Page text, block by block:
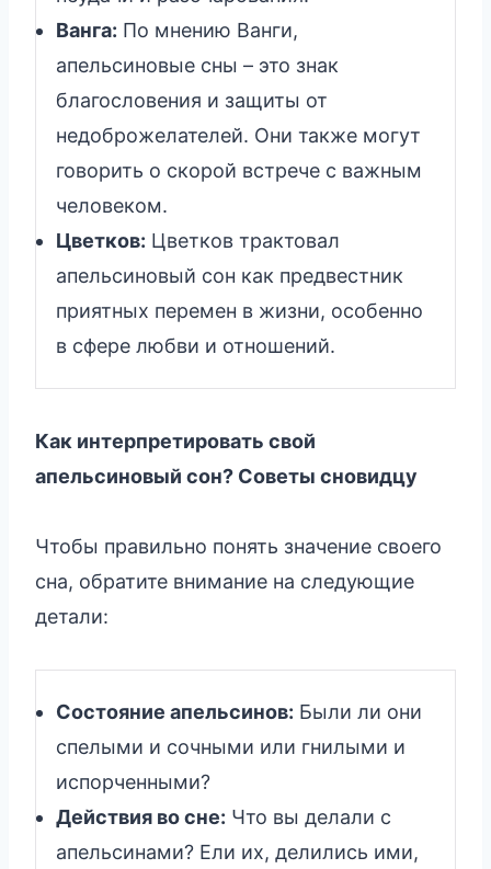
Ванга: По мнению Ванги,
апельсиновые сны – это знак
благословения и защиты от
недоброжелателей. Они также могут
говорить о скорой встрече с важным
человеком.
Цветков: Цветков трактовал
апельсиновый сон как предвестник
приятных перемен в жизни, особенно
в сфере любви и отношений.
Как интерпретировать свой
апельсиновый сон? Советы сновидцу
Чтобы правильно понять значение своего
сна, обратите внимание на следующие
детали:
Состояние апельсинов: Были ли они
спелыми и сочными или гнилыми и
испорченными?
Действия во сне: Что вы делали с
апельсинами? Ели их, делились ими,